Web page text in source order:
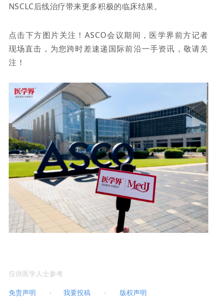
NSCLC后线治疗带来更多积极的临床结果。
点击下方图片关注！ASCO会议期间，医学界前方记者
现场直击，为您跨时差速递国际前沿一手资讯，敬请关
注！
仅供医学人士参考
免责声明 · 我要投稿 · 版权声明